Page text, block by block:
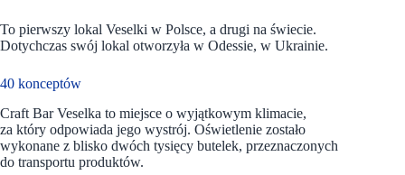
To pierwszy lokal Veselki w Polsce, a drugi na świecie.
Dotychczas swój lokal otworzyła w Odessie, w Ukrainie.
40 konceptów
Craft Bar Veselka to miejsce o wyjątkowym klimacie,
za który odpowiada jego wystrój. Oświetlenie zostało
wykonane z blisko dwóch tysięcy butelek, przeznaczonych
do transportu produktów.